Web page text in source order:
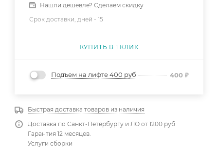
Нашли дешевле? Сделаем скидку
Срок доставки, дней - 15
КУПИТЬ В 1 КЛИК
Подъем на лифте 400 руб 400 ₽
Быстрая доставка товаров из наличия
Доставка по Санкт-Петербургу и ЛО от 1200 руб
Гарантия 12 месяцев.
Услуги сборки